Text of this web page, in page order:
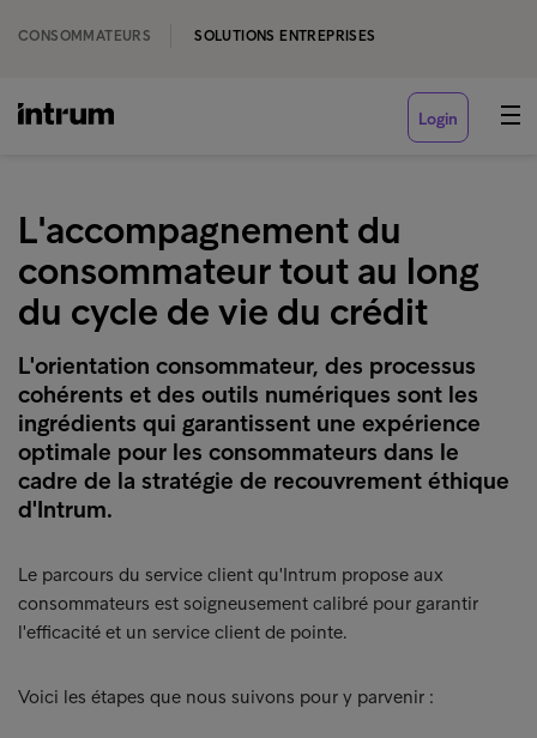
CONSOMMATEURS SOLUTIONS ENTREPRISES
Login
L'accompagnement du
consommateur tout au long
du cycle de vie du crédit
L'orientation consommateur, des processus
cohérents et des outils numériques sont les
ingrédients qui garantissent une expérience
optimale pour les consommateurs dans le
cadre de la stratégie de recouvrement éthique
d'Intrum.
Le parcours du service client qu'Intrum propose aux
consommateurs est soigneusement calibré pour garantir
l'efficacité et un service client de pointe.
Voici les étapes que nous suivons pour y parvenir :